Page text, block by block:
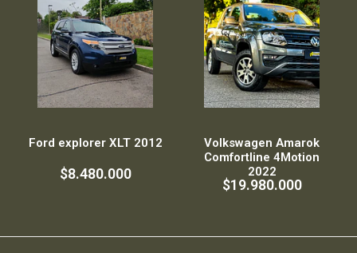
Ford explorer XLT 2012
$8.480.000
Volkswagen Amarok
Comfortline 4Motion
2022
$19.980.000